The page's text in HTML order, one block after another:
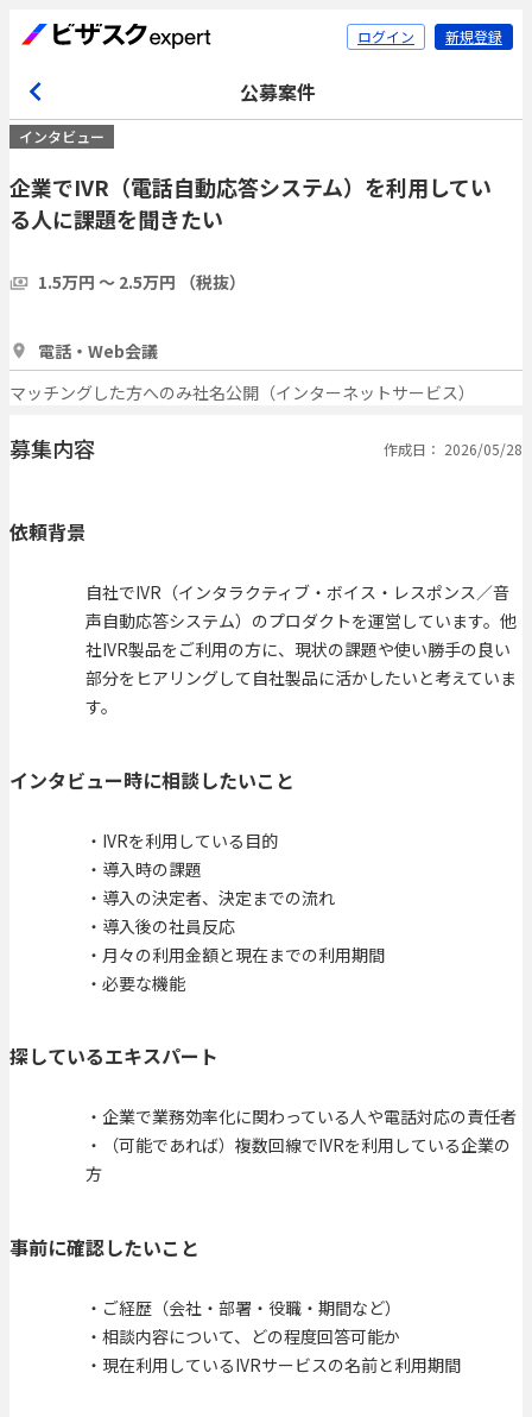
ログイン 新規登録
公募案件
インタビュー
企業でIVR（電話自動応答システム）を利用してい
る人に課題を聞きたい
1.5万円 〜 2.5万円 （税抜）
電話・Web会議
マッチングした方へのみ社名公開（インターネットサービス）
募集内容 作成日： 2026/05/28
依頼背景
自社でIVR（インタラクティブ・ボイス・レスポンス／音
声自動応答システム）のプロダクトを運営しています。他
社IVR製品をご利用の方に、現状の課題や使い勝手の良い
部分をヒアリングして自社製品に活かしたいと考えていま
す。
インタビュー時に相談したいこと
・IVRを利用している目的
・導入時の課題
・導入の決定者、決定までの流れ
・導入後の社員反応
・月々の利用金額と現在までの利用期間
・必要な機能
探しているエキスパート
・企業で業務効率化に関わっている人や電話対応の責任者
・（可能であれば）複数回線でIVRを利用している企業の
方
事前に確認したいこと
・ご経歴（会社・部署・役職・期間など）
・相談内容について、どの程度回答可能か
・現在利用しているIVRサービスの名前と利用期間